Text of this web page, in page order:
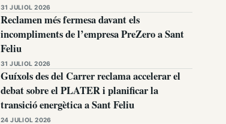
31 JULIOL 2026
Reclamen més fermesa davant els
incompliments de l’empresa PreZero a Sant
Feliu
31 JULIOL 2026
Guíxols des del Carrer reclama accelerar el
debat sobre el PLATER i planificar la
transició energètica a Sant Feliu
24 JULIOL 2026